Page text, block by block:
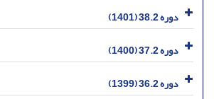
دوره 38.2 (1401)
دوره 37.2 (1400)
دوره 36.2 (1399)